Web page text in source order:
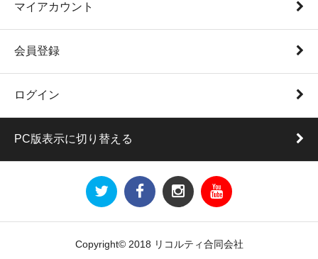
マイアカウント
会員登録
ログイン
PC版表示に切り替える
Copyright© 2018 リコルティ合同会社